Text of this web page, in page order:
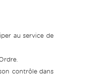
au service de
contrôle dans